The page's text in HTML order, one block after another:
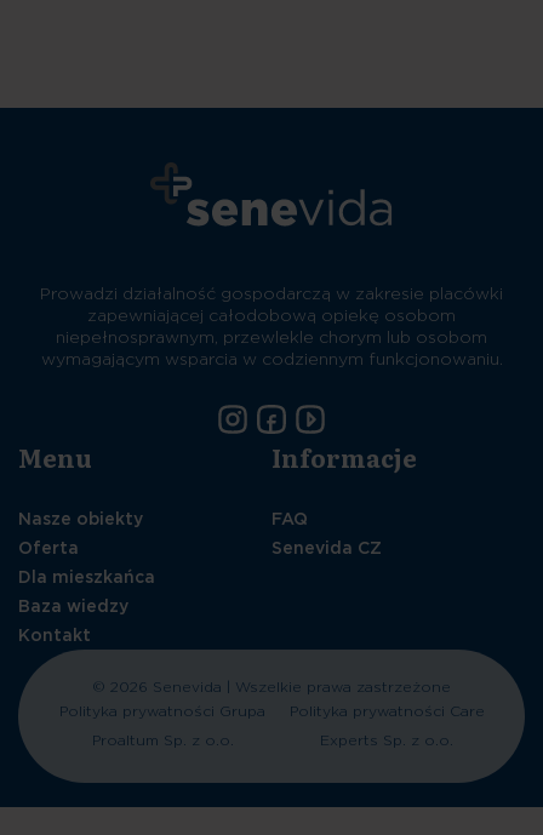
Prowadzi działalność gospodarczą w zakresie placówki
zapewniającej całodobową opiekę osobom
niepełnosprawnym, przewlekle chorym lub osobom
wymagającym wsparcia w codziennym funkcjonowaniu.
Menu
Nasze obiekty
Oferta
Dla mieszkańca
Baza wiedzy
Kontakt
Informacje
FAQ
Senevida CZ
© 2026 Senevida | Wszelkie prawa zastrzeżone
Polityka prywatności Grupa
Proaltum Sp. z o.o.
Polityka prywatności Care
Experts Sp. z o.o.